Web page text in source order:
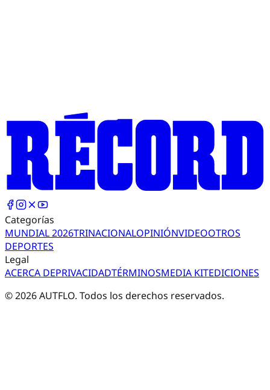
Categorías
MUNDIAL 2026TRINACIONALOPINIÓNVIDEOOTROS
DEPORTES
Legal
ACERCA DEPRIVACIDADTÉRMINOSMEDIA KITEDICIONES
©2026AUTFLO. Todos los derechos reservados.